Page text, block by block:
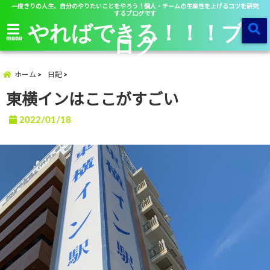
一度きりの人生、自分のやりたいことをやろう！個人・チームの生産性を上げるコツを研究
するブログです
menu やればできる！！！ブ
ログ
ホーム 日記
東横インはここがすごい
2022/01/18